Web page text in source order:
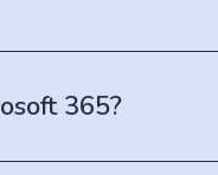
365?